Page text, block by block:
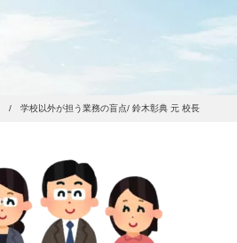
学校以外が担う業務の盲点/ 鈴木彰典 元 校長